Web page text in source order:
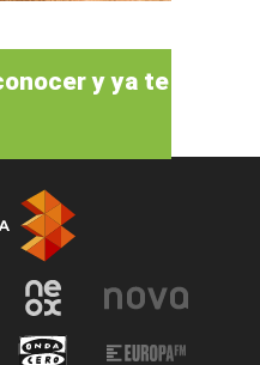
y ya te